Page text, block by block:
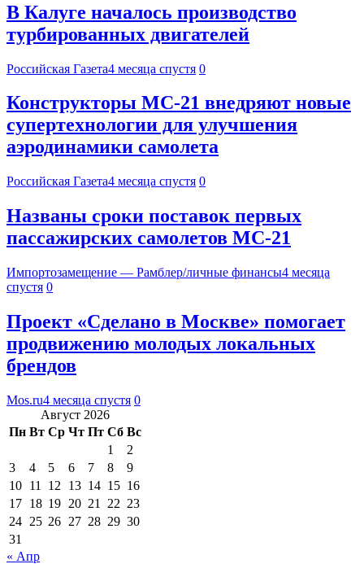
В Калуге началось производство
турбированных двигателей
Российская Газета4 месяца спустя 0
Конструкторы МС-21 внедряют новые
супертехнологии для улучшения
аэродинамики самолета
Российская Газета4 месяца спустя 0
Названы сроки поставок первых
пассажирских самолетов МС-21
Импортозамещение — Рамблер/личные финансы4 месяца
спустя 0
Проект «Сделано в Москве» помогает
продвижению молодых локальных
брендов
Mos.ru4 месяца спустя 0
Август 2026
Пн Вт Ср Чт Пт Сб Вс
1
2
3
4 5 6 7 8
9
10 11 12 13 14 15 16
17 18 19 20 21 22 23
24 25 26 27 28 29 30
31
« Апр